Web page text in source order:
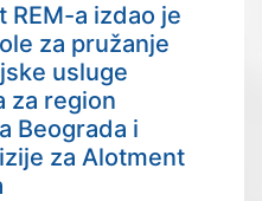
REM-a izdao je
za pružanje
usluge
za region
Beograda i
za Alotment